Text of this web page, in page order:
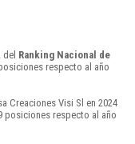
Ranking Nacional de
respecto al año
Creaciones Visi Sl en 2024
posiciones respecto al año